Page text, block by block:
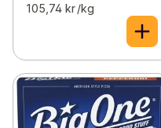
105,74 kr /kg